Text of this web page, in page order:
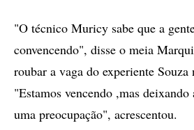
"O técnico Muricy sabe que a
convencendo", disse o meia
roubar a vaga do experiente
"Estamos vencendo ,mas deixando
uma preocupação", acrescentou.